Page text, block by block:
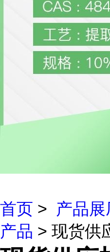
首页 > 产品展
产品 > 现货供